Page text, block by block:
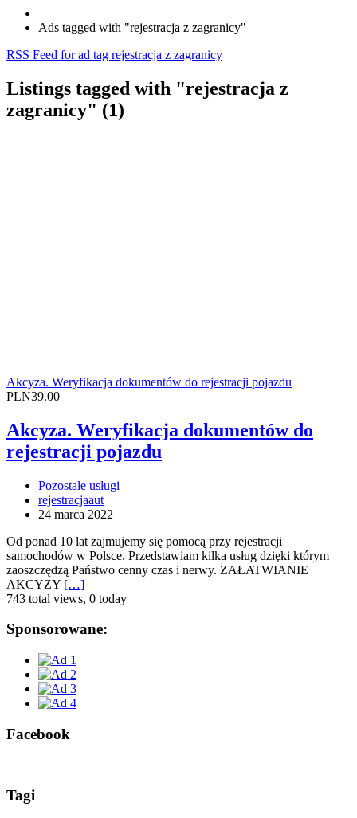
Ads tagged with "rejestracja z zagranicy"
RSS Feed for ad tag rejestracja z zagranicy
Listings tagged with "rejestracja z
zagranicy" (1)
Akcyza. Weryfikacja dokumentów do rejestracji pojazdu
PLN39.00
Akcyza. Weryfikacja dokumentów do
rejestracji pojazdu
Pozostałe usługi
rejestracjaaut
24 marca 2022
Od ponad 10 lat zajmujemy się pomocą przy rejestracji
samochodów w Polsce. Przedstawiam kilka usług dzięki którym
zaoszczędzą Państwo cenny czas i nerwy. ZAŁATWIANIE
AKCYZY […]
743 total views, 0 today
Sponsorowane:
Facebook
Tagi